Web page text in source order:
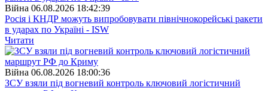
Війна 06.08.2026 18:42:39
Росія і КНДР можуть випробовувати північнокорейські ракети
в ударах по Україні - ISW
Читати
Війна 06.08.2026 18:00:36
ЗСУ взяли під вогневий контроль ключовий логістичний